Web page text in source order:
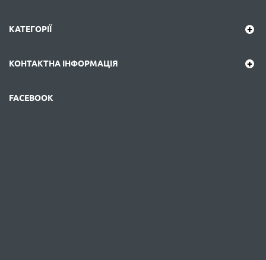
КАТЕГОРІЇ
КОНТАКТНА ІНФОРМАЦІЯ
FACEBOOK